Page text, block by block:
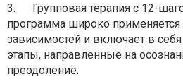
3.
Групповая терапия с 12-
программа широко применяется
зависимостей и включает в
этапы, направленные на
преодоление.